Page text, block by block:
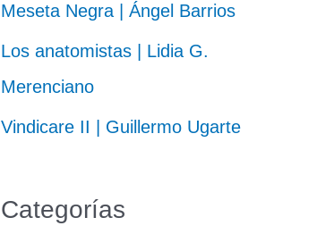
Meseta Negra | Ángel Barrios
Los anatomistas | Lidia G.
Merenciano
Vindicare II | Guillermo Ugarte
Categorías